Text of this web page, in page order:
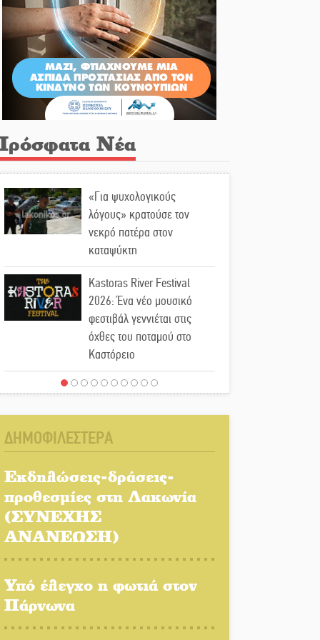
Νέα
«Για ψυχολογικούς
λόγους» κρατούσε τον
νεκρό πατέρα στον
καταψύκτη
Kastoras River Festival
2026: Ένα νέο μουσικό
φεστιβάλ γεννιέται στις
όχθες του ποταμού στο
Καστόρειο
Τα ζάρια παίρνουν «φωτιά»
Αυθεντικό γλέντι με «Γιορτή
Βραστού» στη Σοχά
Το τελεφερίκ της
Μονεμβασιάς στο τραπέζι
Πολιτισμός και παράδοση
ΔΗΜΟΦΙΛΕΣΤΕΡΑ
Εκδηλώσεις-δράσεις-
προθεσμίες στη Λακωνία
(ΣΥΝΕΧΗΣ
ΑΝΑΝΕΩΣΗ)
Υπό έλεγχο η φωτιά στον
Πάρνωνα